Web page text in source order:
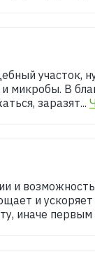
участок,
В
заразят...
и
и ускоряет
иначе